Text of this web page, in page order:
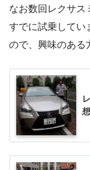
なお数回レクサス
すでに試乗してい
ので、興味のある